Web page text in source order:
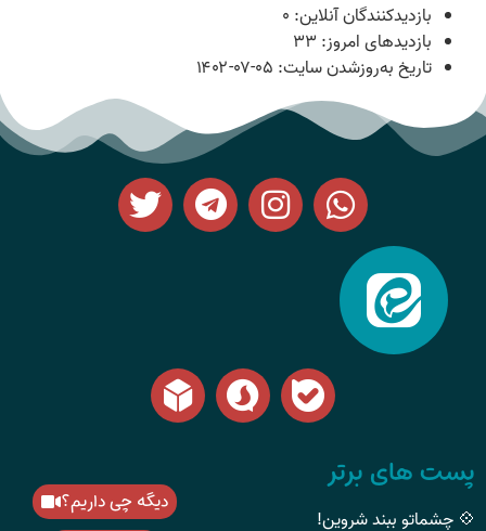
بازدیدکنندگان آنلاین: ۰
بازدیدهای امروز: ۳۳
تاریخ به‌روزشدن سایت: ۱۴۰۲-۰۷-۰۵
پست های برتر
💠 چشماتو ببند شروین!
دیگه چی داریم؟